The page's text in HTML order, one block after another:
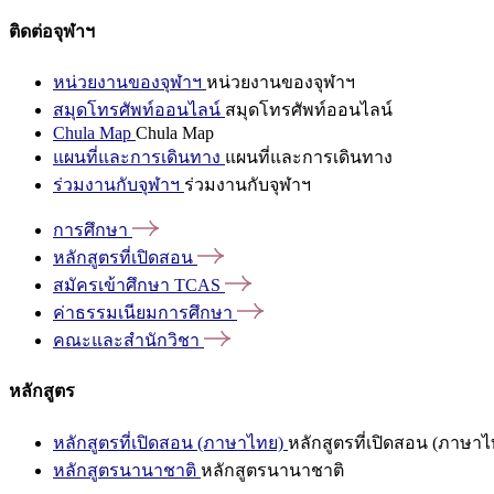
ติดต่อจุฬาฯ
หน่วยงานของจุฬาฯ หน่วยงานของจุฬาฯ
สมุดโทรศัพท์ออนไลน์ สมุดโทรศัพท์ออนไลน์
Chula Map Chula Map
แผนที่และการเดินทาง แผนที่และการเดินทาง
ร่วมงานกับจุฬาฯ ร่วมงานกับจุฬาฯ
การศึกษา
หลักสูตรที่เปิดสอน
สมัครเข้าศึกษา TCAS
ค่าธรรมเนียมการศึกษา
คณะและสำนักวิชา
หลักสูตร
หลักสูตรที่เปิดสอน (ภาษาไทย) หลักสูตรที่เปิดสอน (ภาษาไ
หลักสูตรนานาชาติ หลักสูตรนานาชาติ